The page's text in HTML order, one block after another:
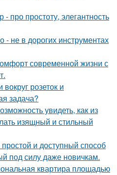
про простоту, элегантность
- не в дорогих инструментах
современной жизни с
розеток и
задача?
увидеть, как из
изящный и стильный
и доступный способ
под силу даже новичкам.
квартира площадью